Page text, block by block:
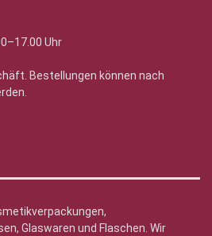
Uhr
Bestellungen können nach
Glaswaren und Flaschen. Wir